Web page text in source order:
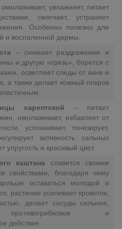
увлажняет, питает
смягчает, устраняет
Особенно полезно для
и воспаленной дермы.
– снимает раздражения и
и другую «грязь», борется с
осветляет следы от акне и
а также делает кожный покров
сарептской – питает
омолаживает, избавляет от
успокаивает, тонизирует,
активность сальных
упругость и красивый цвет.
каштана славится своими
свойствами, благодаря чему
оставаться молодой и
растение усиливает кровоток,
делает сосуды сильнее,
и
действие.